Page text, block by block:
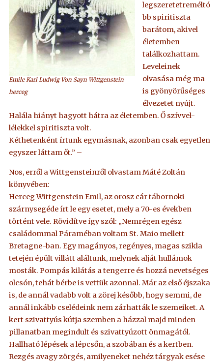
Emile Karl Ludwig Von Sayn Wittgenstein
herceg
legszeretetreméltó
bb spiritiszta
barátom, akivel
életemben
találkozhattam.
Leveleinek
olvasása még ma
is gyönyörűséges
élvezetet nyújt.
Halála hiányt hagyott hátra az életemben. Ő szívvel-
lélekkel spiritiszta volt.
Kéthetenként írtunk egymásnak, azonban csak egyetlen
egyszer láttam őt.” –
Nos, erről a Wittgensteinről olvastam Máté Zoltán
könyvében:
Herceg Wittgenstein Emil, az orosz cár tábornoki
szárnysegéde írt le egy esetet, mely a 70-es években
történt vele. Rövidítve így szól: „Nemrégen egész
családommal Páraméban voltam St. Maio mellett
Bretagne-ban. Egy magányos, regényes, magas szikla
tetején épült villátt aláltunk, melynek alját hullámok
mosták. Pompás kilátás a tengerre és hozzá nevetséges
olcsón, tehát bérbe is vettük azonnal. Már az első éjszaka
is, de annál vadabb volt a zörej később, hogy semmi, de
annál inkább cselédeink nem zárhatták le szemeiket. A
kert szivattyús kútja szemben a házzal majd minden
pillanatban megindult és szivattyúzott önmagától.
Hallható lépések a lépcsőn, a szobában és a kertben.
Rezgés avagy zörgés, amilyeneket nehéz tárgyak esése